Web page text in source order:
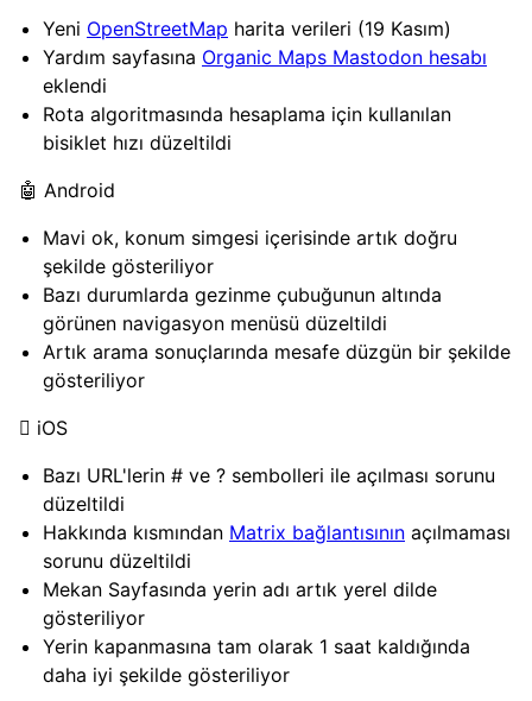
Yeni OpenStreetMap harita verileri (19 Kasım)
Yardım sayfasına Organic Maps Mastodon hesabı
eklendi
Rota algoritmasında hesaplama için kullanılan
bisiklet hızı düzeltildi
🤖 Android
Mavi ok, konum simgesi içerisinde artık doğru
şekilde gösteriliyor
Bazı durumlarda gezinme çubuğunun altında
görünen navigasyon menüsü düzeltildi
Artık arama sonuçlarında mesafe düzgün bir şekilde
gösteriliyor
 iOS
Bazı URL'lerin # ve ? sembolleri ile açılması sorunu
düzeltildi
Hakkında kısmından Matrix bağlantısının açılmaması
sorunu düzeltildi
Mekan Sayfasında yerin adı artık yerel dilde
gösteriliyor
Yerin kapanmasına tam olarak 1 saat kaldığında
daha iyi şekilde gösteriliyor